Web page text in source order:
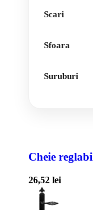
Scari
Sfoara
Suruburi
Cheie
26,52 lei